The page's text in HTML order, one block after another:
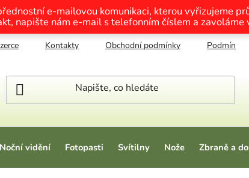
e-mailovou komunikaci, kterou vyřizujeme
napište nám e-mail s telefonním číslem a zavoláme
Kontakty Obchodní podmínky Podmínky
Noční vidění Fotopasti Svítilny Nože Zbraně a